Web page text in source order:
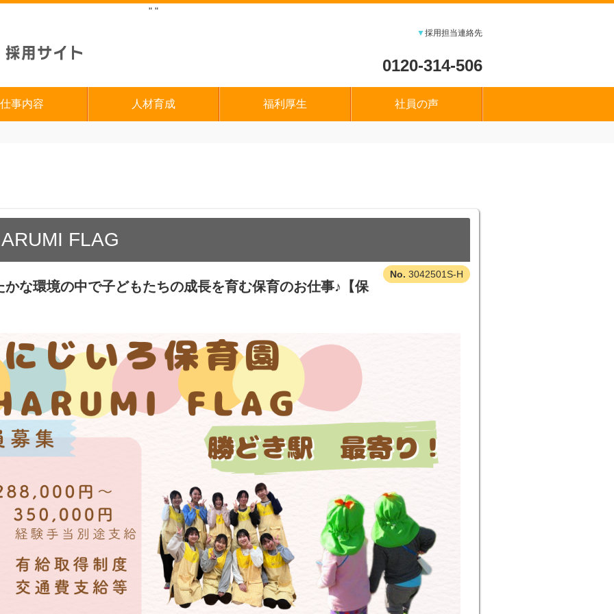
" "
▼採用担当連絡先
0120-314-506
仕事内容 人材育成 福利厚生 社員の声
FLAG
3042501S-H
な環境の中で子どもたちの成長を育む保育のお仕事♪【保